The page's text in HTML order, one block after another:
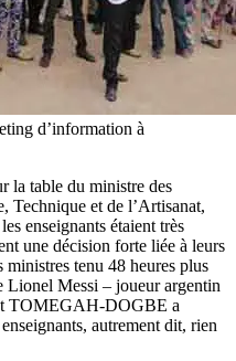
d’information à
la table du ministre des
Technique et de l’Artisanat,
enseignants étaient très
une décision forte liée à leurs
ministres tenu 48 heures plus
Lionel Messi – joueur argentin
TOMEGAH-DOGBE a
autrement dit, rien